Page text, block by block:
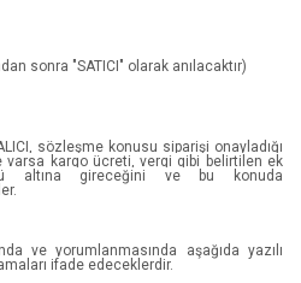
sonra "SATICI" olarak anılacaktır)
sözleşme konusu siparişi onayladığı
kargo ücreti, vergi gibi belirtilen ek
altına gireceğini ve bu konuda
ve yorumlanmasında aşağıda yazılı
ifade edeceklerdir.